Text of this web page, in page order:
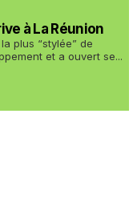
à La Réunion
plus “stylée” de
et a ouvert se...